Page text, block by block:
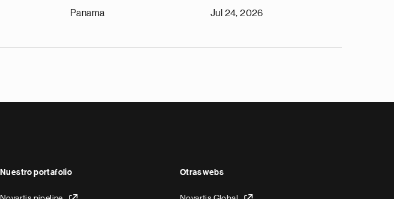
Panama Jul 24, 2026
Nuestro portafolio Otras webs